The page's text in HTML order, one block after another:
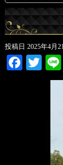
投稿日 2025年4月